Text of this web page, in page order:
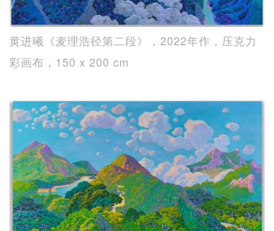
黄进曦《麦理浩径第二段》，2022年作，压克力
彩画布，150 x 200 cm